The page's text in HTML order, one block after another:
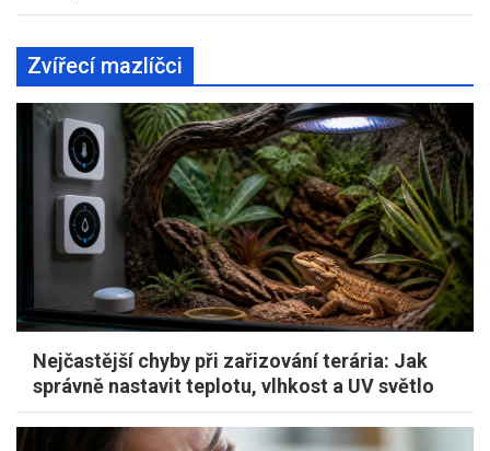
Zvířecí mazlíčci
Nejčastější chyby při zařizování terária: Jak
správně nastavit teplotu, vlhkost a UV světlo